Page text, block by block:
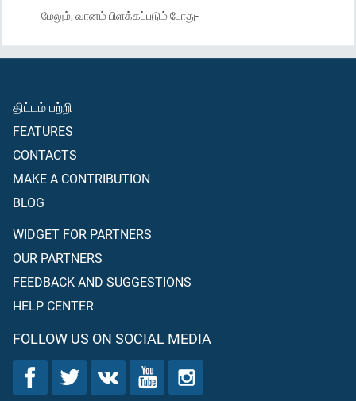
மேலும், வானம் பிளக்கப்படும் போது-
திட்டம் பற்றி
FEATURES
CONTACTS
MAKE A CONTRIBUTION
BLOG
WIDGET FOR PARTNERS
OUR PARTNERS
FEEDBACK AND SUGGESTIONS
HELP CENTER
FOLLOW US ON SOCIAL MEDIA